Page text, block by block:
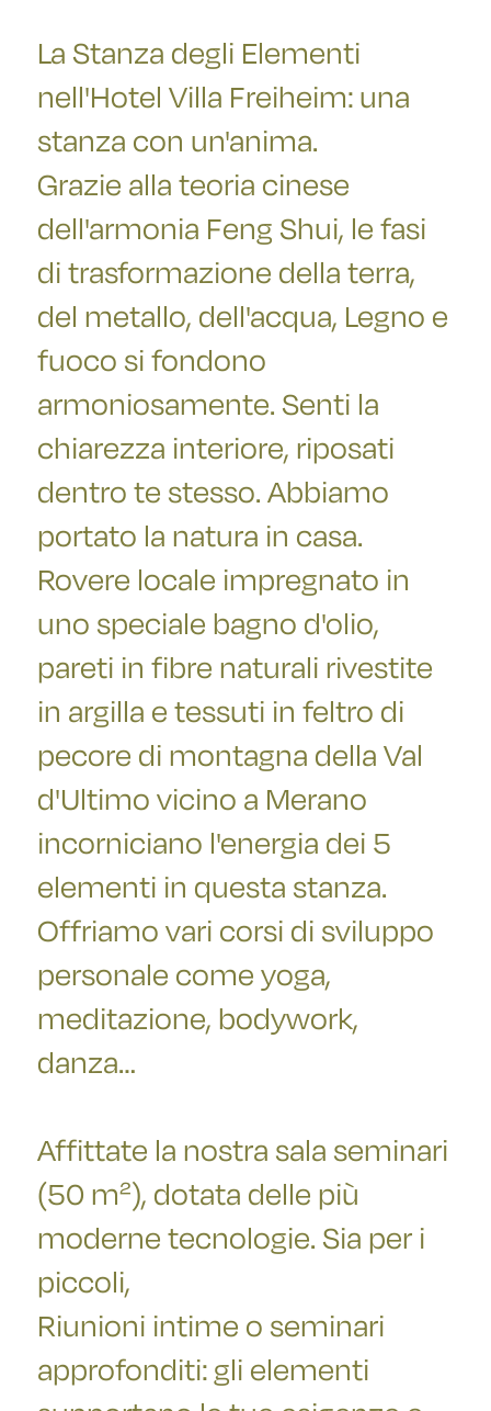
La Stanza degli Elementi
nell'Hotel Villa Freiheim: una
stanza con un'anima.
Grazie alla teoria cinese
dell'armonia Feng Shui, le fasi
di trasformazione della terra,
del metallo, dell'acqua, Legno e
fuoco si fondono
armoniosamente. Senti la
chiarezza interiore, riposati
dentro te stesso. Abbiamo
portato la natura in casa.
Rovere locale impregnato in
uno speciale bagno d'olio,
pareti in fibre naturali rivestite
in argilla e tessuti in feltro di
pecore di montagna della Val
d'Ultimo vicino a Merano
incorniciano l'energia dei 5
elementi in questa stanza.
Offriamo vari corsi di sviluppo
personale come yoga,
meditazione, bodywork,
danza…
Affittate la nostra sala seminari
(50 m²), dotata delle più
moderne tecnologie. Sia per i
piccoli,
Riunioni intime o seminari
approfonditi: gli elementi